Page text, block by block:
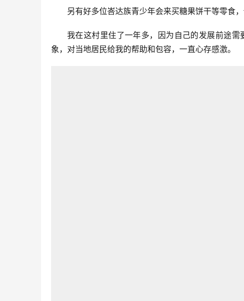
另有好多位峇达族青少年会来买糖果饼干等零食
我在这村里住了一年多，因为自己的发展前途
象，对当地居民给我的帮助和包容，一直心存感激。